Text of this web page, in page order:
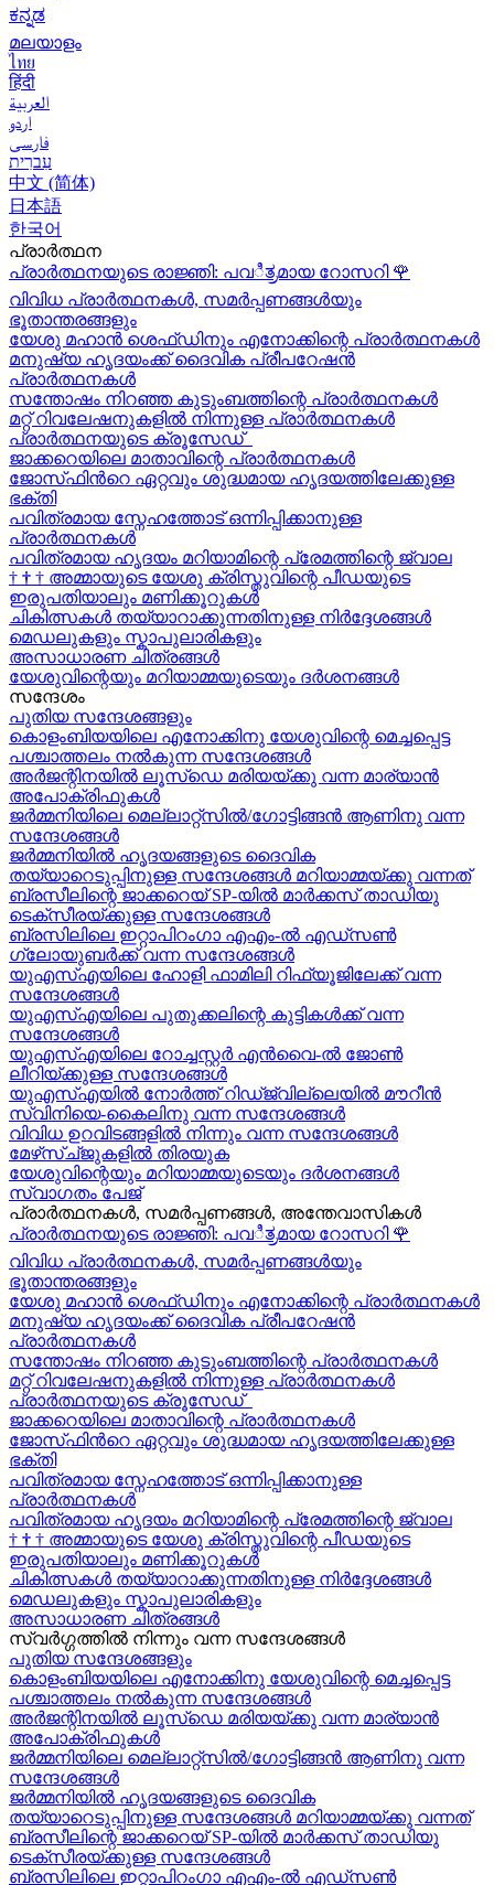
ಕನ್ನಡ
മലയാളം
ไทย
हिंदी
العربية
اردو
فارسی
עִברִית
中文 (简体)
日本語
한국어
പ്രാർത്ഥന
പ്രാർത്ഥനയുടെ രാജ്ഞി: പവಿತ್ರമായ റോസറി 🌹
വിവിധ പ്രാർത്ഥനകൾ, സമർപ്പണങ്ങൾയും
ഭൂതാന്തരങ്ങളും
യേശു മഹാന്‍ ശെഫ്ഡിനും എനോക്കിന്റെ പ്രാർത്ഥനകള്‍
മനുഷ്യ ഹൃദയംക്ക് ദൈവിക പ്രീപറേഷൻ
പ്രാർത്ഥനകൾ
സന്തോഷം നിറഞ്ഞ കുടുംബത്തിന്റെ പ്രാർത്ഥനകള്‍
മറ്റ് റിവലേഷനുകളിൽ നിന്നുള്ള പ്രാർത്ഥനകൾ
പ്രാർത്ഥനയുടെ ക്രൂസേഡ്
ജാക്കറെയിലെ മാതാവിന്റെ പ്രാർത്ഥനകൾ
ജോസ്‌ഫിന്‍റെ ഏറ്റവും ശുദ്ധമായ ഹൃദയത്തിലേക്കുള്ള
ഭക്തി
പവിത്രമായ സ്നേഹത്തോട് ഒന്നിപ്പിക്കാനുള്ള
പ്രാർത്ഥനകള്‍
പവിത്രമായ ഹൃദയം മറിയാമിന്റെ പ്രേമത്തിന്റെ ജ്വാല
† † † അമ്മായുടെ യേശു ക്രിസ്തുവിന്റെ പീഡയുടെ
ഇരുപതിയാലും മണിക്കൂറുകള്‍
ചികിത്സകൾ തയ്യാറാക്കുന്നതിനുള്ള നിർദ്ദേശങ്ങൾ
മെഡലുകളും സ്കാപുലാരികളും
അസാധാരണ ചിത്രങ്ങൾ
യേശുവിന്റെയും മറിയാമ്മയുടെയും ദർശനങ്ങൾ
സന്ദേശം
പുതിയ സന്ദേശങ്ങളും
കൊളംബിയയിലെ എനോക്കിനു യേശുവിന്റെ മെച്ചപ്പെട്ട
പശ്ചാത്തലം നൽകുന്ന സന്ദേശങ്ങള്‍
അർജന്റിനയിൽ ലൂസ്ഡെ മരിയയ്ക്കു വന്ന മാര്യാന്‍
അപോക്രിഫുകള്‍
ജർമ്മനിയിലെ മെല്ലാറ്റ്സിൽ/ഗോട്ടിങ്ങൻ ആണിനു വന്ന
സന്ദേശങ്ങൾ
ജർമ്മനിയിൽ ഹൃദയങ്ങളുടെ ദൈവിക
തയ്യാറെടുപ്പിനുള്ള സന്ദേശങ്ങൾ മറിയാമ്മയ്ക്കു വന്നത്
ബ്രസീലിന്റെ ജാക്കറെയ്‍ SP-യിൽ മാർക്കസ് താഡിയു
ടെക്സീരയ്ക്കുള്ള സന്ദേശങ്ങള്‍
ബ്രസിലിലെ ഇറ്റാപിറംഗാ എഎം-ൽ എഡ്സൺ
ഗ്ലോയുബർക്ക് വന്ന സന്ദേശങ്ങൾ
യുഎസ്എയിലെ ഹോളി ഫാമിലി റിഫ്യൂജിലേക്ക് വന്ന
സന്ദേശങ്ങൾ
യുഎസ്എയിലെ പുതുക്കലിന്റെ കുട്ടികള്‍ക്ക് വന്ന
സന്ദേശങ്ങള്‍
യുഎസ്എയിലെ റോച്ചസ്റ്റർ എൻവൈ-ൽ ജോൺ
ലീറിയ്ക്കുള്ള സന്ദേശങ്ങൾ
യുഎസ്എയിൽ നോർത്ത് റിഡ്ജ്വില്ലെയിൽ മൗറീൻ
സ്വിനിയെ-കൈലിനു വന്ന സന്ദേശങ്ങള്‍
വിവിധ ഉറവിടങ്ങളിൽ നിന്നും വന്ന സന്ദേശങ്ങൾ
മേഴ്‍സ്ച്ജുകളിൽ തിരയുക
യേശുവിന്റെയും മറിയാമ്മയുടെയും ദർശനങ്ങൾ
സ്വാഗതം പേജ്
പ്രാർത്ഥനകൾ, സമർപ്പണങ്ങൾ, അന്തേവാസികൾ
പ്രാർത്ഥനയുടെ രാജ്ഞി: പവಿತ್ರമായ റോസറി 🌹
വിവിധ പ്രാർത്ഥനകൾ, സമർപ്പണങ്ങൾയും
ഭൂതാന്തരങ്ങളും
യേശു മഹാന്‍ ശെഫ്ഡിനും എനോക്കിന്റെ പ്രാർത്ഥനകള്‍
മനുഷ്യ ഹൃദയംക്ക് ദൈവിക പ്രീപറേഷൻ
പ്രാർത്ഥനകൾ
സന്തോഷം നിറഞ്ഞ കുടുംബത്തിന്റെ പ്രാർത്ഥനകള്‍
മറ്റ് റിവലേഷനുകളിൽ നിന്നുള്ള പ്രാർത്ഥനകൾ
പ്രാർത്ഥനയുടെ ക്രൂസേഡ്
ജാക്കറെയിലെ മാതാവിന്റെ പ്രാർത്ഥനകൾ
ജോസ്‌ഫിന്‍റെ ഏറ്റവും ശുദ്ധമായ ഹൃദയത്തിലേക്കുള്ള
ഭക്തി
പവിത്രമായ സ്നേഹത്തോട് ഒന്നിപ്പിക്കാനുള്ള
പ്രാർത്ഥനകള്‍
പവിത്രമായ ഹൃദയം മറിയാമിന്റെ പ്രേമത്തിന്റെ ജ്വാല
† † † അമ്മായുടെ യേശു ക്രിസ്തുവിന്റെ പീഡയുടെ
ഇരുപതിയാലും മണിക്കൂറുകള്‍
ചികിത്സകൾ തയ്യാറാക്കുന്നതിനുള്ള നിർദ്ദേശങ്ങൾ
മെഡലുകളും സ്കാപുലാരികളും
അസാധാരണ ചിത്രങ്ങൾ
സ്വര്‍ഗ്ഗത്തിൽ നിന്നും വന്ന സന്ദേശങ്ങള്‍
പുതിയ സന്ദേശങ്ങളും
കൊളംബിയയിലെ എനോക്കിനു യേശുവിന്റെ മെച്ചപ്പെട്ട
പശ്ചാത്തലം നൽകുന്ന സന്ദേശങ്ങള്‍
അർജന്റിനയിൽ ലൂസ്ഡെ മരിയയ്ക്കു വന്ന മാര്യാന്‍
അപോക്രിഫുകള്‍
ജർമ്മനിയിലെ മെല്ലാറ്റ്സിൽ/ഗോട്ടിങ്ങൻ ആണിനു വന്ന
സന്ദേശങ്ങൾ
ജർമ്മനിയിൽ ഹൃദയങ്ങളുടെ ദൈവിക
തയ്യാറെടുപ്പിനുള്ള സന്ദേശങ്ങൾ മറിയാമ്മയ്ക്കു വന്നത്
ബ്രസീലിന്റെ ജാക്കറെയ്‍ SP-യിൽ മാർക്കസ് താഡിയു
ടെക്സീരയ്ക്കുള്ള സന്ദേശങ്ങള്‍
ബ്രസിലിലെ ഇറ്റാപിറംഗാ എഎം-ൽ എഡ്സൺ